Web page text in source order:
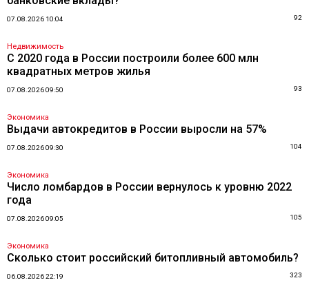
07.08.2026 10:04 92
Недвижимость
С 2020 года в России построили более 600 млн
квадратных метров жилья
07.08.2026 09:50 93
Экономика
Выдачи автокредитов в России выросли на 57%
07.08.2026 09:30 104
Экономика
Число ломбардов в России вернулось к уровню 2022
года
07.08.2026 09:05 105
Экономика
Сколько стоит российский битопливный автомобиль?
06.08.2026 22:19 323